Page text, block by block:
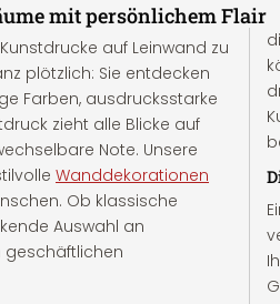
mit persönlichem Flair
auf Leinwand zu
plötzlich: Sie entdecken
Farben, ausdrucksstarke
zieht alle Blicke auf
Note. Unsere
Wanddekorationen
Ob klassische
Auswahl an
geschäftlichen